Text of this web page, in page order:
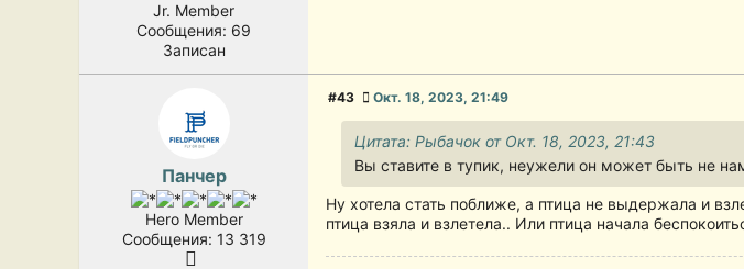
Jr. Member
Сообщения: 69
Записан
Панчер
Hero Member
Сообщения: 13 319
#43 Окт. 18, 2023, 21:49
Цитата: Рыбачок от Окт. 18, 2023, 21:43
Вы ставите в тупик, неужели он может быть не
Ну хотела стать поближе, а птица не выдержала и
птица взяла и взлетела.. Или птица начала